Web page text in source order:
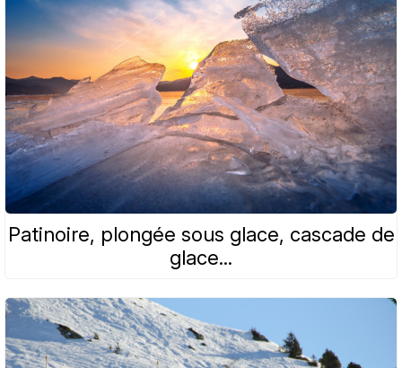
Patinoire, plongée sous glace, cascade de
glace...